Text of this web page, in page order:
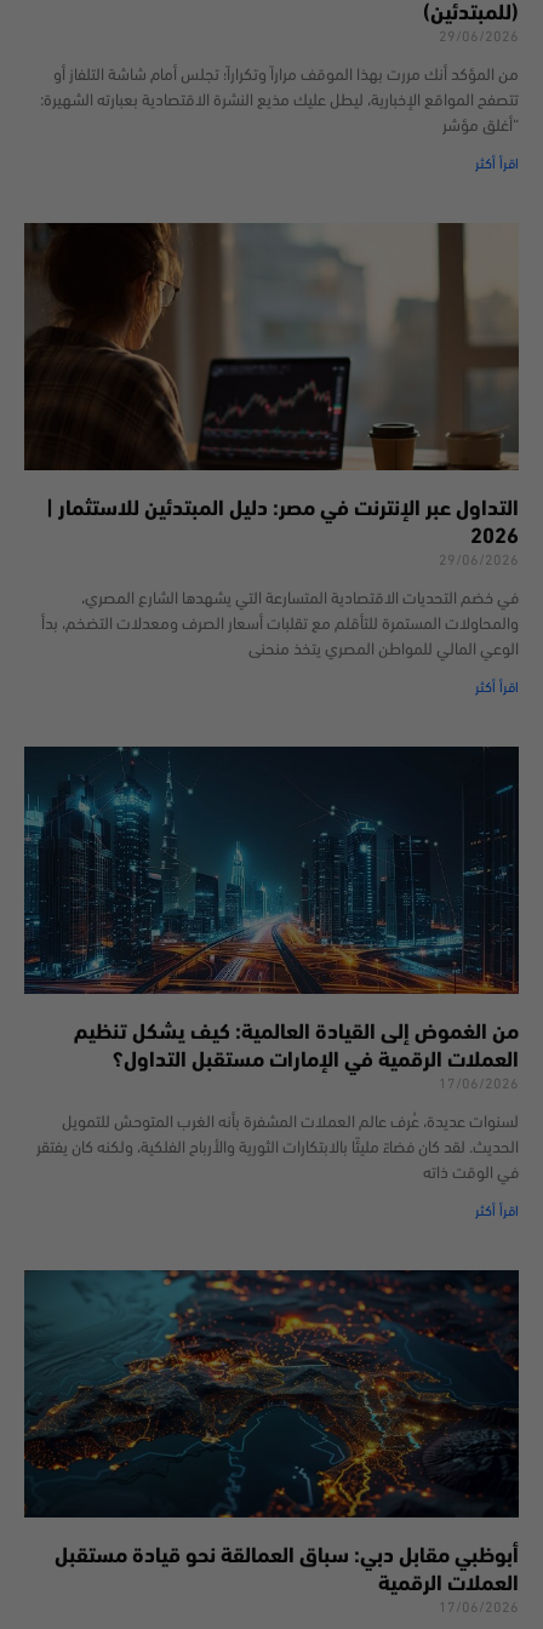
(للمبتدئين)
29/06/2026
من المؤكد أنك مررت بهذا الموقف مراراً وتكراراً؛ تجلس أمام شاشة التلفاز أو
تتصفح المواقع الإخبارية، ليطل عليك مذيع النشرة الاقتصادية بعبارته الشهيرة:
“أغلق مؤشر
اقرأ أكثر
التداول عبر الإنترنت في مصر: دليل المبتدئين للاستثمار |
2026
29/06/2026
في خضم التحديات الاقتصادية المتسارعة التي يشهدها الشارع المصري،
والمحاولات المستمرة للتأقلم مع تقلبات أسعار الصرف ومعدلات التضخم، بدأ
الوعي المالي للمواطن المصري يتخذ منحنى
اقرأ أكثر
من الغموض إلى القيادة العالمية: كيف يشكل تنظيم
العملات الرقمية في الإمارات مستقبل التداول؟
17/06/2026
لسنوات عديدة، عُرف عالم العملات المشفرة بأنه الغرب المتوحش للتمويل
الحديث. لقد كان فضاءً مليئًا بالابتكارات الثورية والأرباح الفلكية، ولكنه كان يفتقر
في الوقت ذاته
اقرأ أكثر
أبوظبي مقابل دبي: سباق العمالقة نحو قيادة مستقبل
العملات الرقمية
17/06/2026